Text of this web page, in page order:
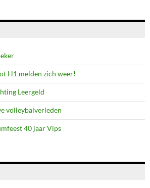
H1 melden zich weer!
Leergeld
volleybalverleden
40 jaar Vips